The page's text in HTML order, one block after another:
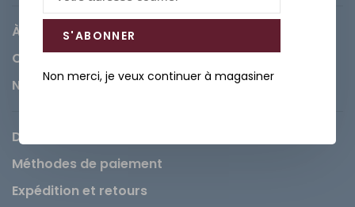
À propos de Léopold
Carrières
Nous contacter
Demande de service
Méthodes de paiement
Expédition et retours
S'ABONNER
Non merci, je veux continuer à magasiner